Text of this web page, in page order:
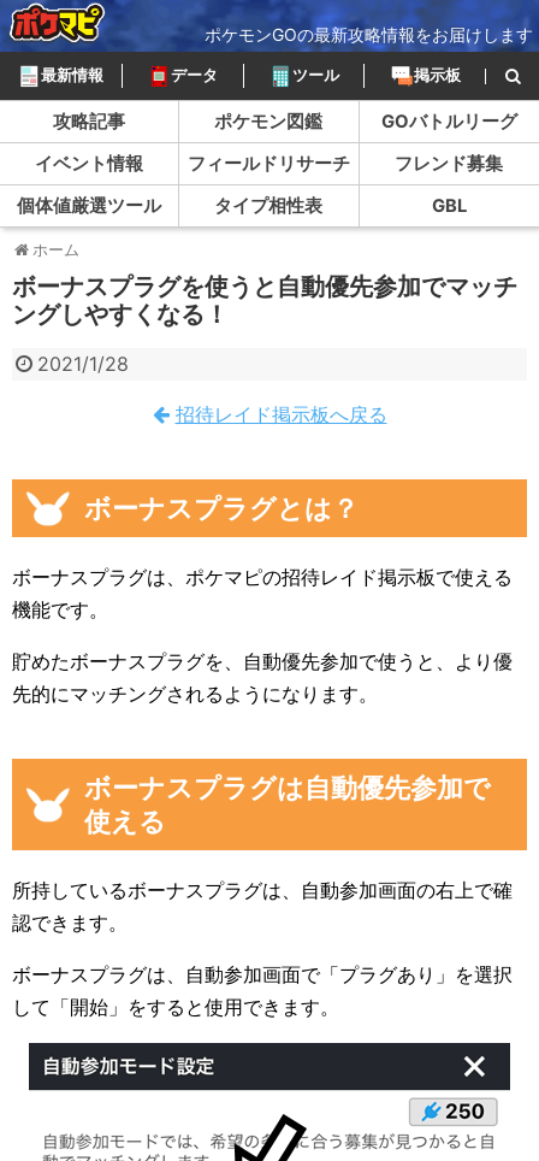
ポケモンGOの最新攻略情報をお届けします
最新情報 データ ツール 掲示板
攻略記事 ポケモン図鑑
GOバトルリーグ
イベント情報
フィールドリサーチ
フレンド募集
個体値厳選ツール
タイプ相性表 GBL
ホーム
ボーナスプラグを使うと自動優先参加でマッチ
ングしやすくなる！
2021/1/28
招待レイド掲示板へ戻る
ボーナスプラグとは？
ボーナスプラグは、ポケマピの招待レイド掲示板で使える
機能です。
貯めたボーナスプラグを、自動優先参加で使うと、より優
先的にマッチングされるようになります。
ボーナスプラグは自動優先参加で
使える
所持しているボーナスプラグは、自動参加画面の右上で確
認できます。
ボーナスプラグは、自動参加画面で「プラグあり」を選択
して「開始」をすると使用できます。